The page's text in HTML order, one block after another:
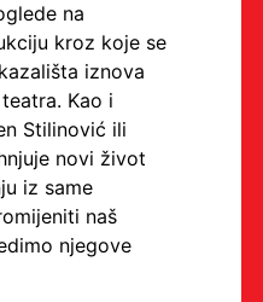
na
kroz koje se
iznova
Kao i
Stilinović ili
novi život
iz same
naš
njegove